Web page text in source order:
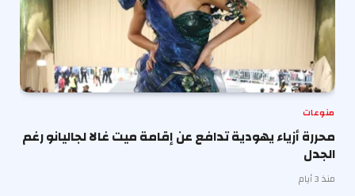
منوعات
محررة أزياء يهودية تدافع عن إقامة ميت غالا لجاليانو رغم
الجدل
منذ 3 أيام